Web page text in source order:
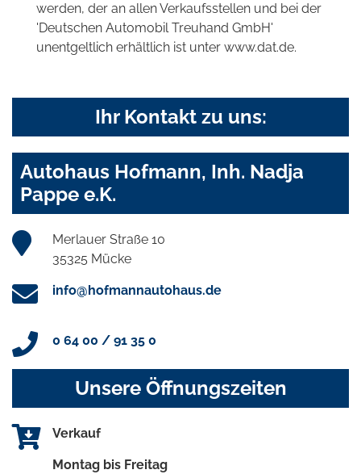
werden, der an allen Verkaufsstellen und bei der
'Deutschen Automobil Treuhand GmbH'
unentgeltlich erhältlich ist unter www.dat.de.
Ihr Kontakt zu uns:
Autohaus Hofmann, Inh. Nadja
Pappe e.K.
Merlauer Straße 10
35325 Mücke
info@hofmannautohaus.de
0 64 00 / 91 35 0
Unsere Öffnungszeiten
Verkauf
Montag bis Freitag